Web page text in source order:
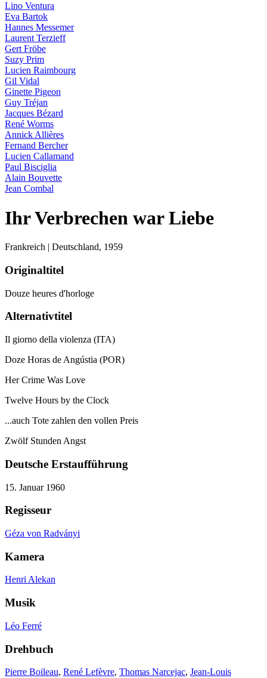
Lino Ventura
Eva Bartok
Hannes Messemer
Laurent Terzieff
Gert Fröbe
Suzy Prim
Lucien Raimbourg
Gil Vidal
Ginette Pigeon
Guy Tréjan
Jacques Bézard
René Worms
Annick Allières
Fernand Bercher
Lucien Callamand
Paul Bisciglia
Alain Bouvette
Jean Combal
Ihr Verbrechen war Liebe
Frankreich | Deutschland, 1959
Originaltitel
Douze heures d'horloge
Alternativtitel
Il giorno della violenza (ITA)
Doze Horas de Angústia (POR)
Her Crime Was Love
Twelve Hours by the Clock
...auch Tote zahlen den vollen Preis
Zwölf Stunden Angst
Deutsche Erstaufführung
15. Januar 1960
Regisseur
Géza von Radványi
Kamera
Henri Alekan
Musik
Léo Ferré
Drehbuch
Pierre Boileau, René Lefèvre, Thomas Narcejac, Jean-Louis